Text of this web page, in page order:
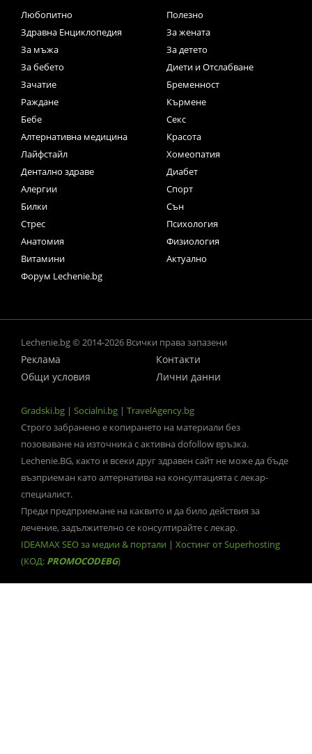
Любопитно
Полезно
Здравна Енциклопедия
За жената
За мъжа
За детето
За бебето
Диети и Отслабване
Зачатие
Бременност
Раждане
Кърмене
Бебе
Секс
Алтернативна медицина
Красота
Лайфстайл
Хомеопатия
Дентално здраве
Диабет
Алергии
Спорт
Билки
Сън
Стрес
Психология
Анатомия
Физиология
Витамини
Актуално
Форум Lechenie.bg
Lechenie.bg © 2014-2026 Всички права запазени
Реклама
Контакти
Общи условия
Лични данни
Gradski.bg | Socialni.bg | TravelAgency.bg
Строго забранено е копирането на материали без
позоваване на източника с активна dofollow връзка.
Lechenie.BG, както и всеки друг здравен сайт не може да бъде
възприеман като алтернатива на консултацията с лекар-
специалист.
Преди предприемане на каквито и да било действия за
лечение, задължително се консултирайте с лекар.
IDEAMAX SEO за медии & портали | Хостинг от Superhosting
(КОД: PROMOCODEBG)